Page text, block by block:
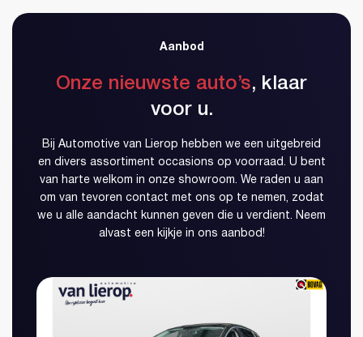
Aanbod
Onze nieuwste auto’s, klaar
voor u.
Bij Automotive van Lierop hebben we een uitgebreid
en divers assortiment occasions op voorraad. U bent
van harte welkom in onze showroom. We raden u aan
om van tevoren contact met ons op te nemen, zodat
we u alle aandacht kunnen geven die u verdient. Neem
alvast een kijkje in ons aanbod!